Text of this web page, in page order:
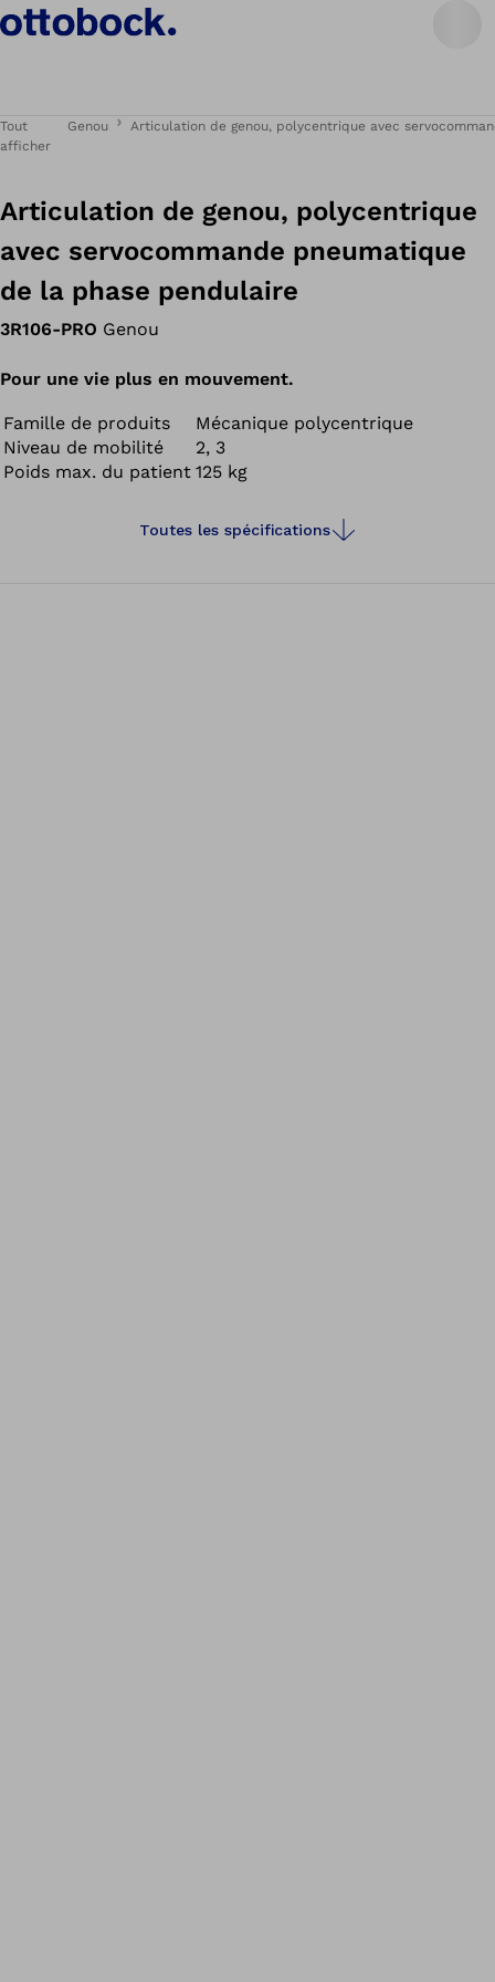
Tout
afficher
Genou Articulation de genou, polycentrique avec
Articulation de genou, polycentrique
avec servocommande pneumatique
de la phase pendulaire
3R106-PRO Genou
Pour une vie plus en mouvement.
Famille de produits
Mécanique polycentrique
Niveau de mobilité
2, 3
Poids max. du patient 125 kg
Toutes les spécifications